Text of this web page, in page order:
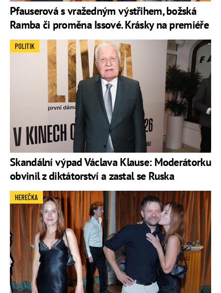
Pfauserová s vražedným výstřihem, božská
Ramba či proměna Issové. Krásky na premiéře
Skandální výpad Václava Klause: Moderátorku
obvinil z diktátorství a zastal se Ruska
POLITIK
HEREČKA